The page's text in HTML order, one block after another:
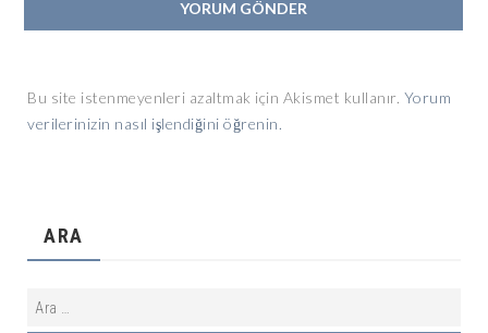
Bu site istenmeyenleri azaltmak için Akismet kullanır. Yorum
verilerinizin nasıl işlendiğini öğrenin.
ARA